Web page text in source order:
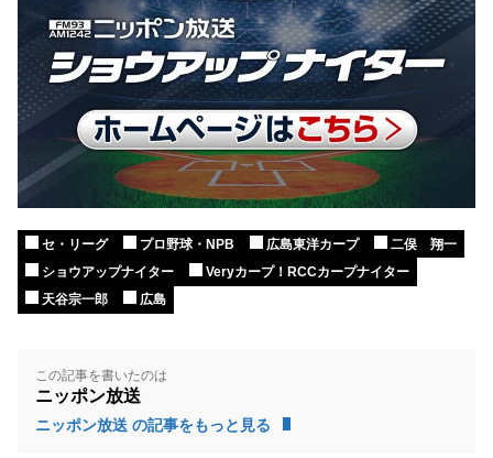
セ・リーグ プロ野球・NPB 広島東洋カープ
二俣 翔一
ショウアップナイター
Veryカープ！RCCカープナイター
天谷宗一郎
広島
この記事を書いたのは
ニッポン放送
ニッポン放送 の記事をもっと見る